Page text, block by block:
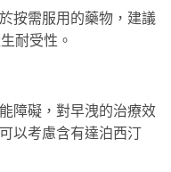
按需服用的藥物，建議
耐受性。
障礙，對早洩的治療效
以考慮含有達泊西汀